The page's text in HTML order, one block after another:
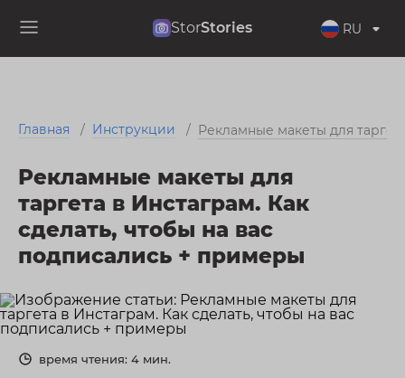
StorStories RU
Главная / Инструкции / Рекламные макеты для
время чтения: 4 мин.
Рекламные макеты для
таргета в Инстаграм. Как
сделать, чтобы на вас
подписались + примеры